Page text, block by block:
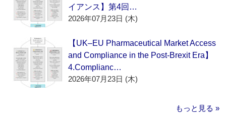
イアンス】第4回…
2026年07月23日 (木)
【UK–EU Pharmaceutical Market Access
and Compliance in the Post-Brexit Era】
4.Complianc…
2026年07月23日 (木)
もっと見る »